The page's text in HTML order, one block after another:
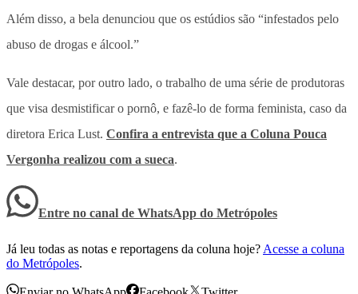
Além disso, a bela denunciou que os estúdios são “infestados pelo
abuso de drogas e álcool.”
Vale destacar, por outro lado, o trabalho de uma série de produtoras
que visa desmistificar o pornô, e fazê-lo de forma feminista, caso da
diretora Erica Lust. Confira a entrevista que a Coluna Pouca
Vergonha realizou com a sueca.
Entre no canal de WhatsApp do Metrópoles
Já leu todas as notas e reportagens da coluna hoje? Acesse a coluna
do Metrópoles.